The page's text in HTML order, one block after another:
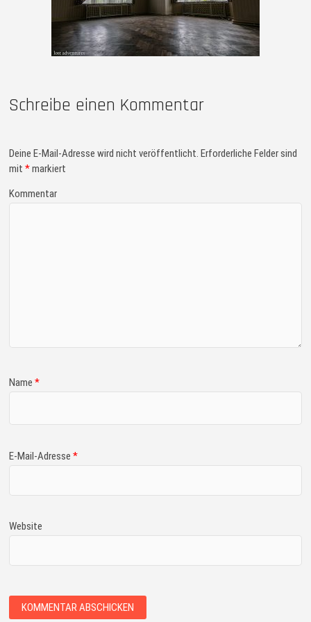
Schreibe einen Kommentar
Deine E-Mail-Adresse wird nicht veröffentlicht. Erforderliche Felder sind
mit*markiert
Kommentar
Name*
E-Mail-Adresse*
Website